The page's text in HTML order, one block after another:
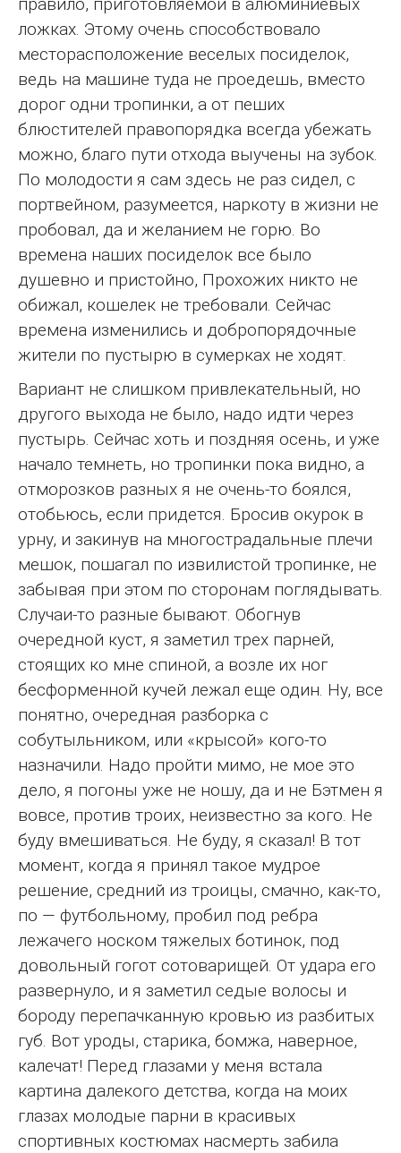
правило, приготовляемой в алюминиевых
ложках. Этому очень способствовало
месторасположение веселых посиделок,
ведь на машине туда не проедешь, вместо
дорог одни тропинки, а от пеших
блюстителей правопорядка всегда убежать
можно, благо пути отхода выучены на зубок.
По молодости я сам здесь не раз сидел, с
портвейном, разумеется, наркоту в жизни не
пробовал, да и желанием не горю. Во
времена наших посиделок все было
душевно и пристойно, Прохожих никто не
обижал, кошелек не требовали. Сейчас
времена изменились и добропорядочные
жители по пустырю в сумерках не ходят.
Вариант не слишком привлекательный, но
другого выхода не было, надо идти через
пустырь. Сейчас хоть и поздняя осень, и уже
начало темнеть, но тропинки пока видно, а
отморозков разных я не очень-то боялся,
отобьюсь, если придется. Бросив окурок в
урну, и закинув на многострадальные плечи
мешок, пошагал по извилистой тропинке, не
забывая при этом по сторонам поглядывать.
Случаи-то разные бывают. Обогнув
очередной куст, я заметил трех парней,
стоящих ко мне спиной, а возле их ног
бесформенной кучей лежал еще один. Ну, все
понятно, очередная разборка с
собутыльником, или «крысой» кого-то
назначили. Надо пройти мимо, не мое это
дело, я погоны уже не ношу, да и не Бэтмен я
вовсе, против троих, неизвестно за кого. Не
буду вмешиваться. Не буду, я сказал! В тот
момент, когда я принял такое мудрое
решение, средний из троицы, смачно, как-то,
по — футбольному, пробил под ребра
лежачего носком тяжелых ботинок, под
довольный гогот сотоварищей. От удара его
развернуло, и я заметил седые волосы и
бороду перепачканную кровью из разбитых
губ. Вот уроды, старика, бомжа, наверное,
калечат! Перед глазами у меня встала
картина далекого детства, когда на моих
глазах молодые парни в красивых
спортивных костюмах насмерть забила